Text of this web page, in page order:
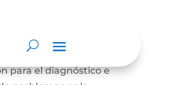
el diagnóstico de
identificación de
para el diagnóstico e